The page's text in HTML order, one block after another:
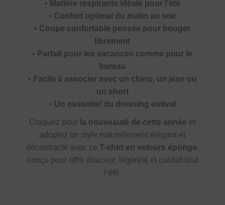
• Matière respirante idéale pour l’été
• Confort optimal du matin au soir
• Coupe confortable pensée pour bouger
librement
• Parfait pour les vacances comme pour le
bureau
• Facile à associer avec un chino, un jean ou
un short
• Un essentiel du dressing estival
Craquez pour la nouveauté de cette année et
adoptez un style naturellement élégant et
décontracté avec ce T-shirt en velours éponge,
conçu pour offrir douceur, légèreté et confort tout
l’été.